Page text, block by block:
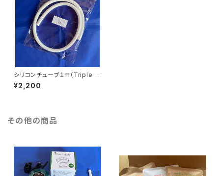
シリコンチューブ１m（Triple F
eeder用）
¥2,200
その他の商品